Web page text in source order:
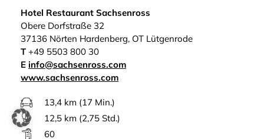
Hotel Restaurant Sachsenross
Obere Dorfstraße 32
37136 Nörten Hardenberg, OT Lütgenrode
T+49 5503 800 30
E info@sachsenross.com
www.sachsenross.com
13,4 km (17 Min.)
12,5 km (2,75 Std.)
60